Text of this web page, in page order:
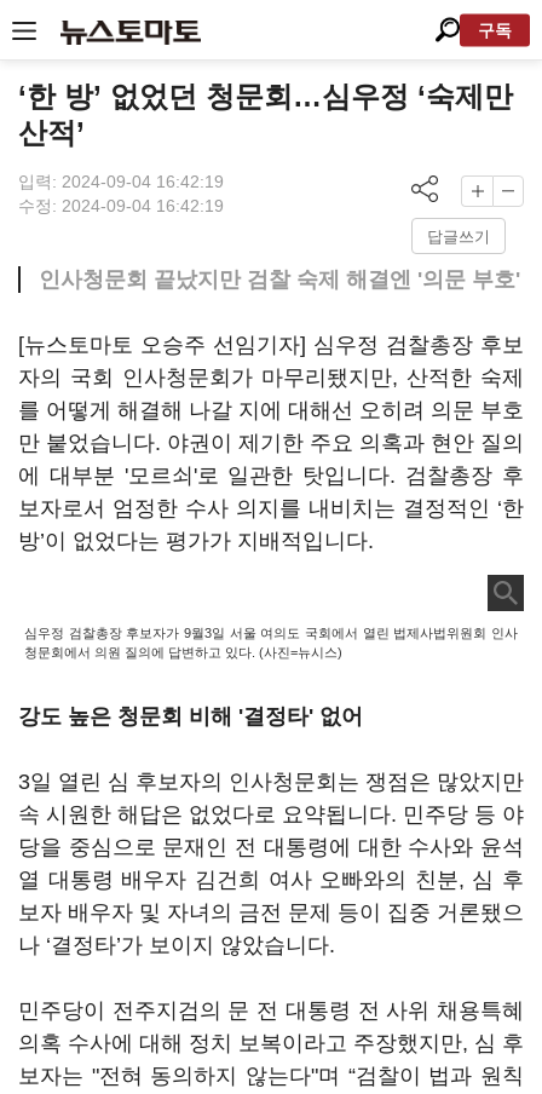
구독
‘한 방’ 없었던 청문회…심우정 ‘숙제만
산적’
입력: 2024-09-04 16:42:19
수정: 2024-09-04 16:42:19
답글쓰기
인사청문회 끝났지만 검찰 숙제 해결엔 '의문 부호'
[뉴스토마토 오승주 선임기자] 심우정 검찰총장 후보
자의 국회 인사청문회가 마무리됐지만, 산적한 숙제
를 어떻게 해결해 나갈 지에 대해선 오히려 의문 부호
만 붙었습니다. 야권이 제기한 주요 의혹과 현안 질의
에 대부분 '모르쇠'로 일관한 탓입니다. 검찰총장 후
보자로서 엄정한 수사 의지를 내비치는 결정적인 ‘한
방’이 없었다는 평가가 지배적입니다.
심우정 검찰총장 후보자가 9월3일 서울 여의도 국회에서 열린 법제사법위원회 인사
청문회에서 의원 질의에 답변하고 있다. (사진=뉴시스)
강도 높은 청문회 비해 '결정타' 없어
3일 열린 심 후보자의 인사청문회는 쟁점은 많았지만
속 시원한 해답은 없었다로 요약됩니다. 민주당 등 야
당을 중심으로 문재인 전 대통령에 대한 수사와 윤석
열 대통령 배우자 김건희 여사 오빠와의 친분, 심 후
보자 배우자 및 자녀의 금전 문제 등이 집중 거론됐으
나 ‘결정타’가 보이지 않았습니다.
민주당이 전주지검의 문 전 대통령 전 사위 채용특혜
의혹 수사에 대해 정치 보복이라고 주장했지만, 심 후
보자는 "전혀 동의하지 않는다"며 “검찰이 법과 원칙